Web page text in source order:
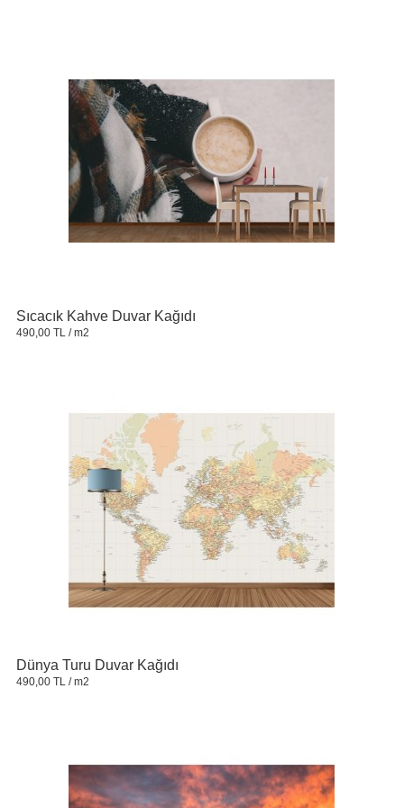
Sıcacık Kahve Duvar Kağıdı
490,00 TL/ m2
Dünya Turu Duvar Kağıdı
490,00 TL/ m2